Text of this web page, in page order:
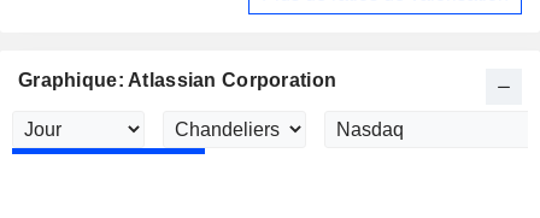
Graphique: Atlassian Corporation